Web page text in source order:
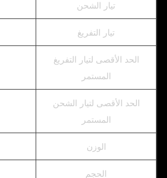
تيار الشحن
تيار التفريغ
الحد الأقصى لتيار التفريغ
المستمر
الحد الأقصى لتيار الشحن
المستمر
الوزن
الحجم